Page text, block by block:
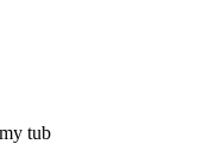
tub